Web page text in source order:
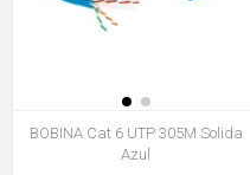
BOBINA Cat 6 UTP 305M Solida
Azul